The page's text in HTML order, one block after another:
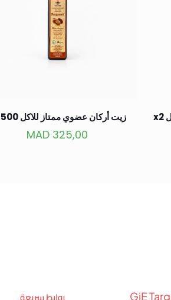
زيت أركان عضوي ممتاز للاكل 500 مل
MAD325,00
GiE